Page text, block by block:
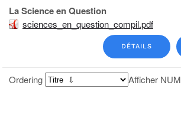
La Science en Question
sciences_en_question_compil.pdf
DÉTAILS
Ordering Afficher NUM